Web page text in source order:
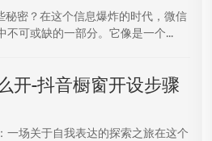
秘密？在这个信息爆炸的时代，微信
不可或缺的一部分。它像是一个...
开-抖音橱窗开设步骤
一场关于自我表达的探索之旅在这个